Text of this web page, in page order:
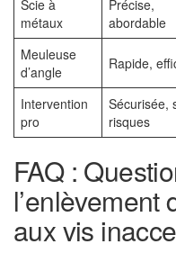
Scie à
métaux
Précise,
abordable
Meuleuse
d’angle
Rapide,
Intervention
pro
Sécurisée,
risques
FAQ :
l’enlèvement
aux vis